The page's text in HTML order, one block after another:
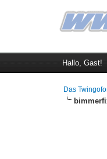
Hallo, Gast!
Das